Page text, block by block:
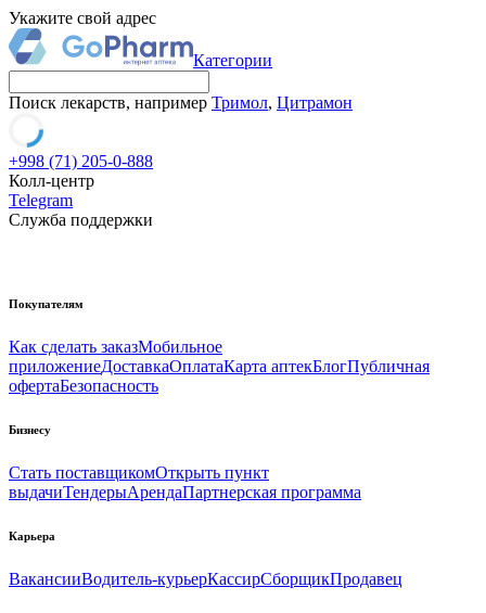
Укажите свой адрес
Категории
Поиск лекарств, например Тримол, Цитрамон
+998 (71) 205-0-888
Колл-центр
Telegram
Служба поддержки
Покупателям
Как сделать заказМобильное
приложениеДоставкаОплатаКарта аптекБлогПубличная
офертаБезопасность
Бизнесу
Стать поставщикомОткрыть пункт
выдачиТендерыАрендаПартнерская программа
Карьера
ВакансииВодитель-курьерКассирСборщикПродавец